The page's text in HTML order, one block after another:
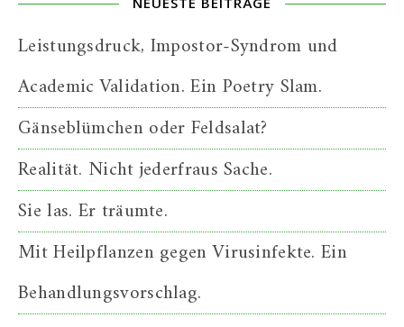
Leistungsdruck, Impostor-Syndrom und
Academic Validation. Ein Poetry Slam.
Gänseblümchen oder Feldsalat?
Realität. Nicht jederfraus Sache.
Sie las. Er träumte.
Mit Heilpflanzen gegen Virusinfekte. Ein
Behandlungsvorschlag.